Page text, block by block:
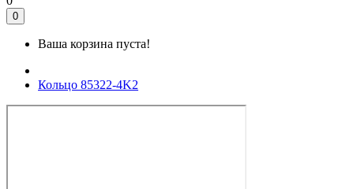
0
Ваша корзина пуста!
Кольцо 85322-4K2